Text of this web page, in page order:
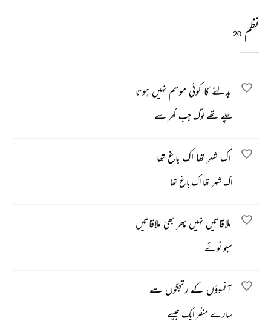
نظم 20
بدلنے کا کوئی موسم نہیں ہوتا
چلے تھے لوگ جب گھر سے
اک شہر تھا اک باغ تھا
اک شہر تھا اک باغ تھا
ملاقاتیں نہیں پھر بھی ملاقاتیں
سبو ٹوٹے
آنسوؤں کے رتجگوں سے
سارے منظر ایک جیسے